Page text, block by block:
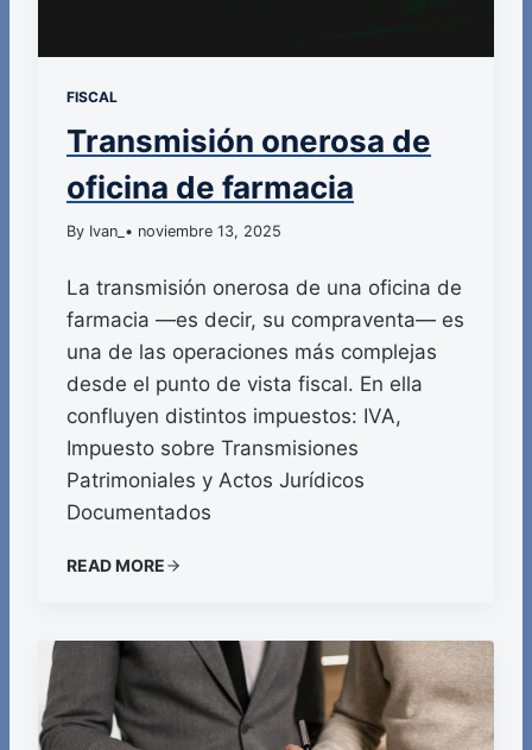
FISCAL
Transmisión onerosa de
oficina de farmacia
By Ivan_ • noviembre 13, 2025
La transmisión onerosa de una oficina de
farmacia —es decir, su compraventa— es
una de las operaciones más complejas
desde el punto de vista fiscal. En ella
confluyen distintos impuestos: IVA,
Impuesto sobre Transmisiones
Patrimoniales y Actos Jurídicos
Documentados
READ MORE